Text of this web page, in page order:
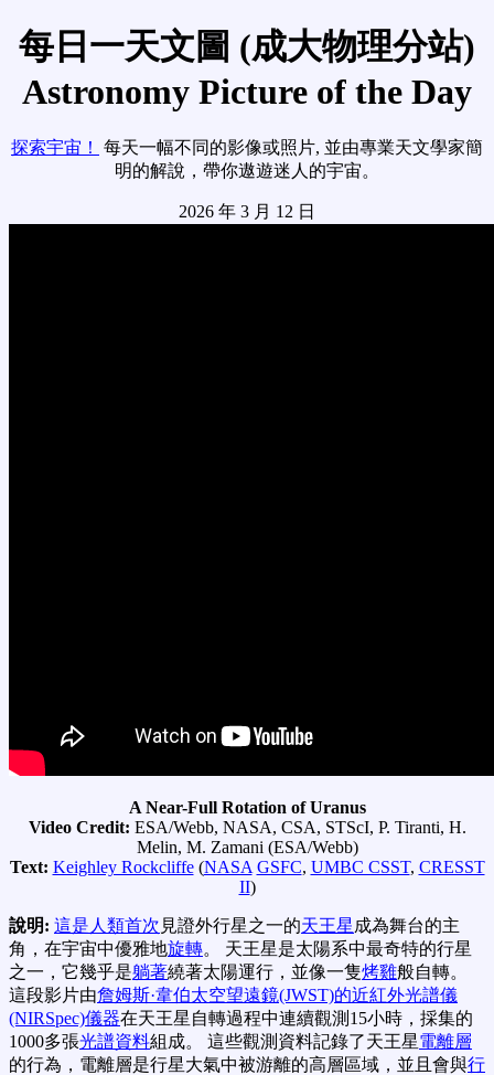
每日一天文圖 (成大物理分站)
Astronomy Picture of the Day
探索宇宙！
每天一幅不同的影像或照片, 並由專業天文學家簡
明的解說，帶你遨遊迷人的宇宙。
2026 年 3 月 12 日
A Near-Full Rotation of Uranus
Video Credit: ESA/Webb, NASA, CSA, STScI, P. Tiranti, H.
Melin, M. Zamani (ESA/Webb)
Text: Keighley Rockcliffe(NASA GSFC, UMBC CSST, CRESST
II)
說明: 這是人類首次 見證外行星之一的天王星 成為舞台的主
角，在宇宙中優雅地旋轉。 天王星是太陽系中最奇特的行星
之一，它幾乎是躺著繞著太陽運行，並像一隻烤雞般自轉。
這段影片由詹姆斯·韋伯太空望遠鏡(JWST)的近紅外光譜儀
(NIRSpec)儀器在天王星自轉過程中連續觀測15小時，採集的
1000多張光譜資料組成。 這些觀測資料記錄了天王星電離層
的行為，電離層是行星大氣中被游離的高層區域，並且會與行